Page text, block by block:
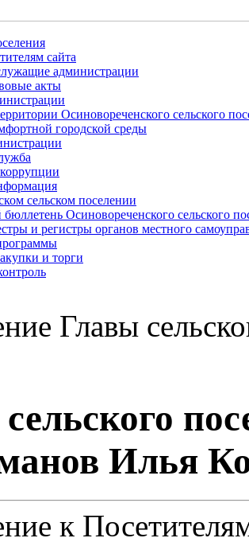
сайта
администрации
акты
Осиновореченского сельского
городской среды
сельском поселении
Осиновореченского сельского
и регистры органов местного
и торги
Главы
Илья
к